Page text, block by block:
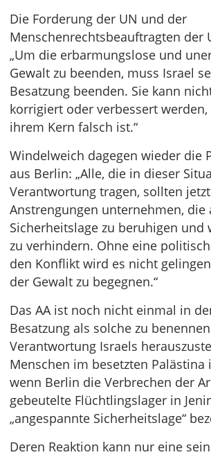
Die Forderung der UN und der
Menschenrechtsbeauftragten der
„Um die erbarmungslose und
Gewalt zu beenden, muss Israel
Besatzung beenden. Sie kann
korrigiert oder verbessert
ihrem Kern falsch ist.“
Windelweich dagegen wieder die
aus Berlin: „Alle, die in dieser
Verantwortung tragen, sollten
Anstrengungen unternehmen, die
Sicherheitslage zu beruhigen und
zu verhindern. Ohne eine
den Konflikt wird es nicht
der Gewalt zu begegnen.“
Das AA ist noch nicht einmal in
Besatzung als solche zu
Verantwortung Israels
Menschen im besetzten Palästina
wenn Berlin die Verbrechen der
gebeutelte Flüchtlingslager in
„angespannte Sicherheitslage“
Deren Reaktion kann nur eine